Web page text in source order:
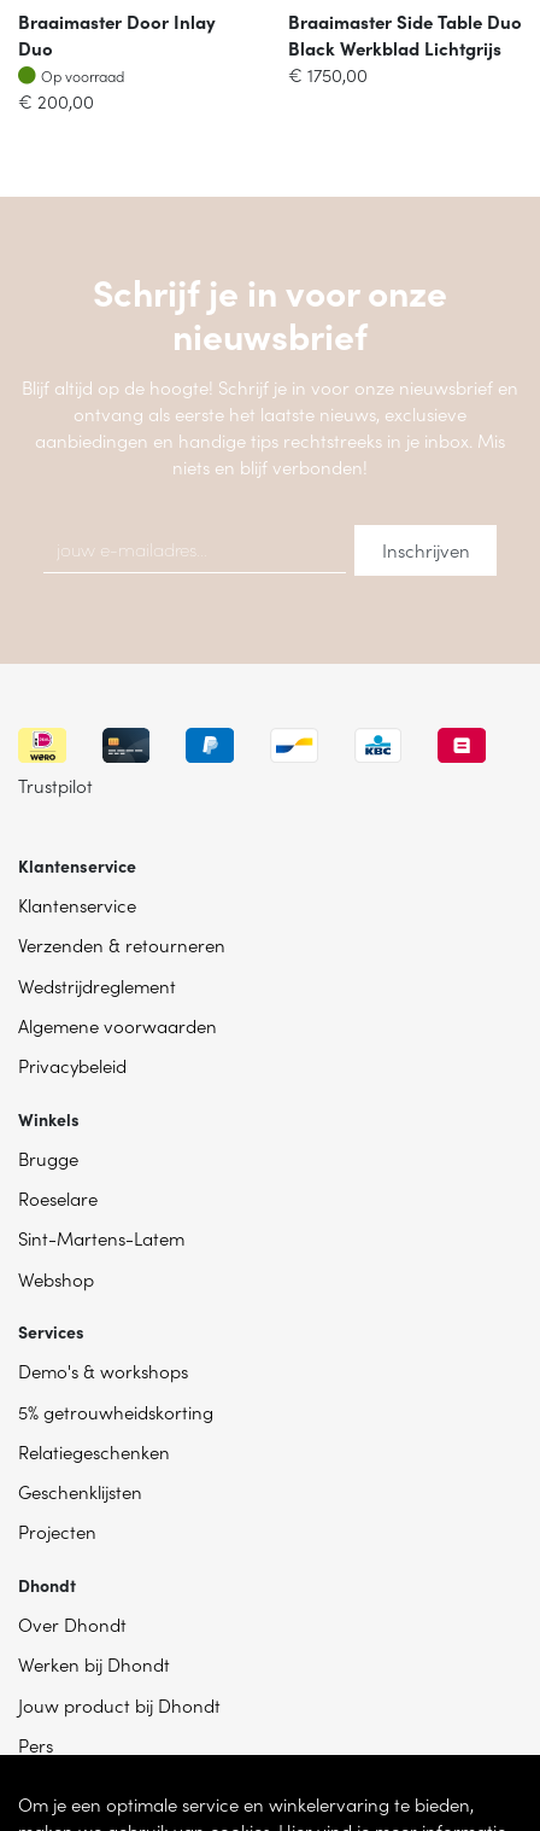
Braaimaster Door Inlay
Duo
Op voorraad
Op voorraad
€ 200,00
Braaimaster Side Table Duo
Black Werkblad Lichtgrijs
€ 1750,00
Schrijf je in voor onze
nieuwsbrief
Blijf altijd op de hoogte! Schrijf je in voor onze nieuwsbrief en
ontvang als eerste het laatste nieuws, exclusieve
aanbiedingen en handige tips rechtstreeks in je inbox. Mis
niets en blijf verbonden!
Trustpilot
Klantenservice
Klantenservice
Verzenden & retourneren
Wedstrijdreglement
Algemene voorwaarden
Privacybeleid
Winkels
Brugge
Roeselare
Sint-Martens-Latem
Webshop
Services
Demo's & workshops
5% getrouwheidskorting
Relatiegeschenken
Geschenklijsten
Projecten
Dhondt
Over Dhondt
Werken bij Dhondt
Jouw product bij Dhondt
Pers
Om je een optimale service en winkelervaring te bieden,